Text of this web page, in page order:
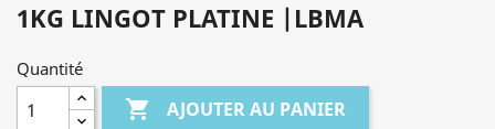
1KG LINGOT PLATINE |LBMA
Quantité
 AJOUTER AU PANIER